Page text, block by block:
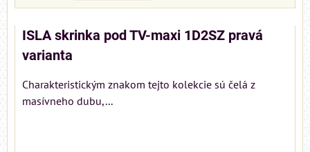
ISLA skrinka pod TV-maxi 1D2SZ pravá
varianta
Charakteristickým znakom tejto kolekcie sú čelá z
masívneho dubu,...